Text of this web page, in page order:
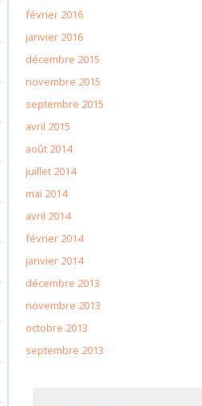
février 2016
janvier 2016
décembre 2015
novembre 2015
septembre 2015
avril 2015
août 2014
juillet 2014
mai 2014
avril 2014
février 2014
janvier 2014
décembre 2013
novembre 2013
octobre 2013
septembre 2013